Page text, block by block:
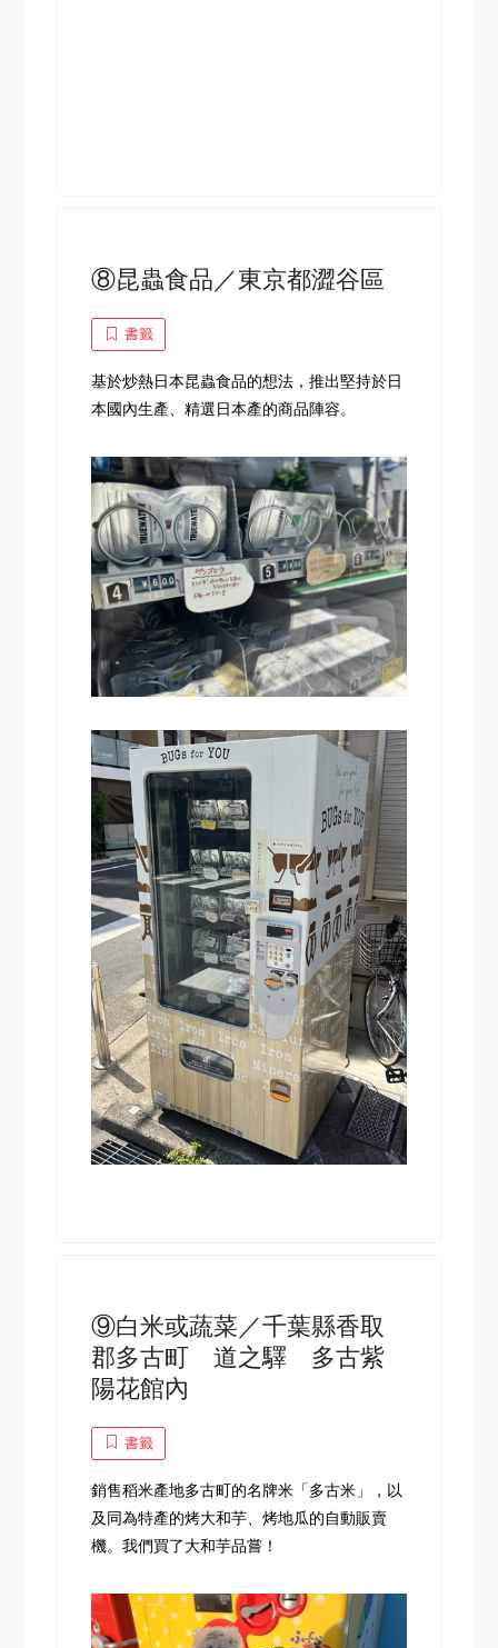
⑧昆蟲食品／東京都澀谷區
書籤
基於炒熱日本昆蟲食品的想法，推出堅持於日
本國內生產、精選日本產的商品陣容。
⑨白米或蔬菜／千葉縣香取
郡多古町 道之驛 多古紫
陽花館內
書籤
銷售稻米產地多古町的名牌米「多古米」，以
及同為特產的烤大和芋、烤地瓜的自動販賣
機。我們買了大和芋品嘗！